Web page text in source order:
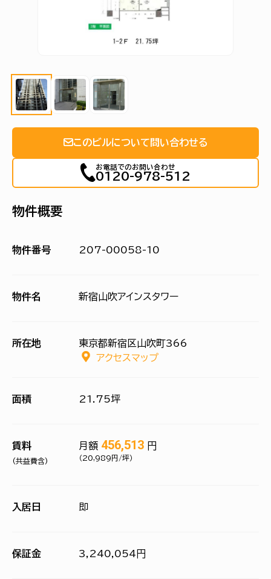
このビルについて問い合わせる
お電話でのお問い合わせ
0120-978-512
物件概要
物件番号 207-00058-10
物件名 新宿山吹アインスタワー
所在地
東京都新宿区山吹町366
アクセスマップ
面積 21.75坪
賃料
(共益費含)
月額 456,513 円
（20,989円/坪）
入居日 即
保証金 3,240,054円